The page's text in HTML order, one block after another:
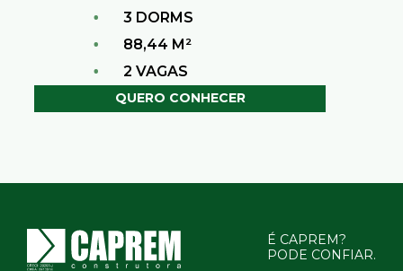
• 3 DORMS
• 88,44 M²
• 2 VAGAS
QUERO CONHECER
É CAPREM?
PODE CONFIAR.